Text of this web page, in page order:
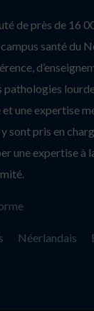
de près de 16
campus santé du
pathologies
une expertise
sont pris en
une expertise à
Néerlandais